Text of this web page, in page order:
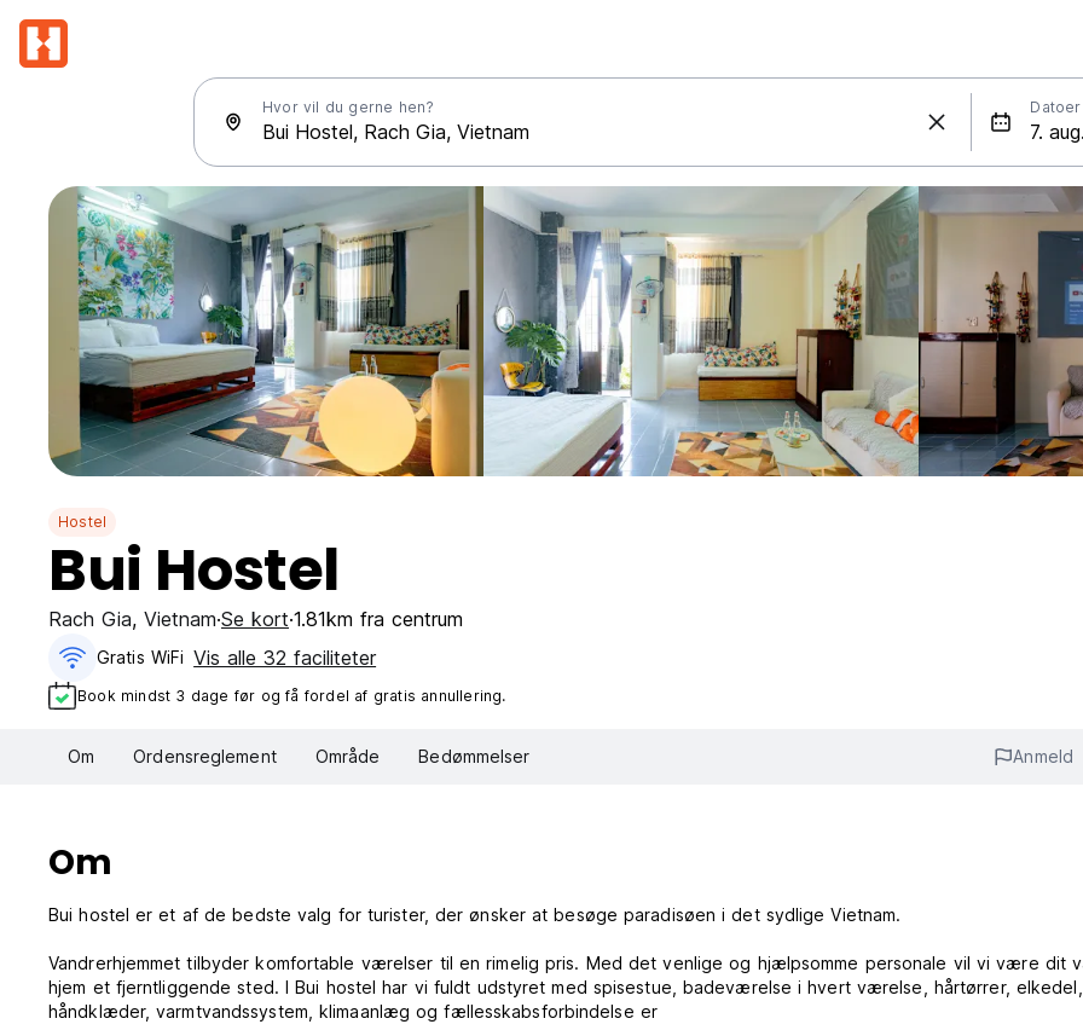
Hvor vil du gerne hen? Datoer
Hostel
Bui Hostel
Rach Gia, Vietnam Se kort 1.81km fra centrum
Gratis WiFi Vis alle 32 faciliteter
Book mindst 3 dage før og få fordel af gratis annullering.
Om Ordensreglement Område Bedømmelser Anmeld
Om
Bui hostel er et af de bedste valg for turister, der ønsker at besøge paradisøen i det sydlige Vietnam.
Vandrerhjemmet tilbyder komfortable værelser til en rimelig pris. Med det venlige og hjælpsomme personale vil vi være dit
hjem et fjerntliggende sted. I Bui hostel har vi fuldt udstyret med spisestue, badeværelse i hvert værelse, hårtørrer, elkedel,
håndklæder, varmtvandssystem, klimaanlæg og fællesskabsforbindelse er